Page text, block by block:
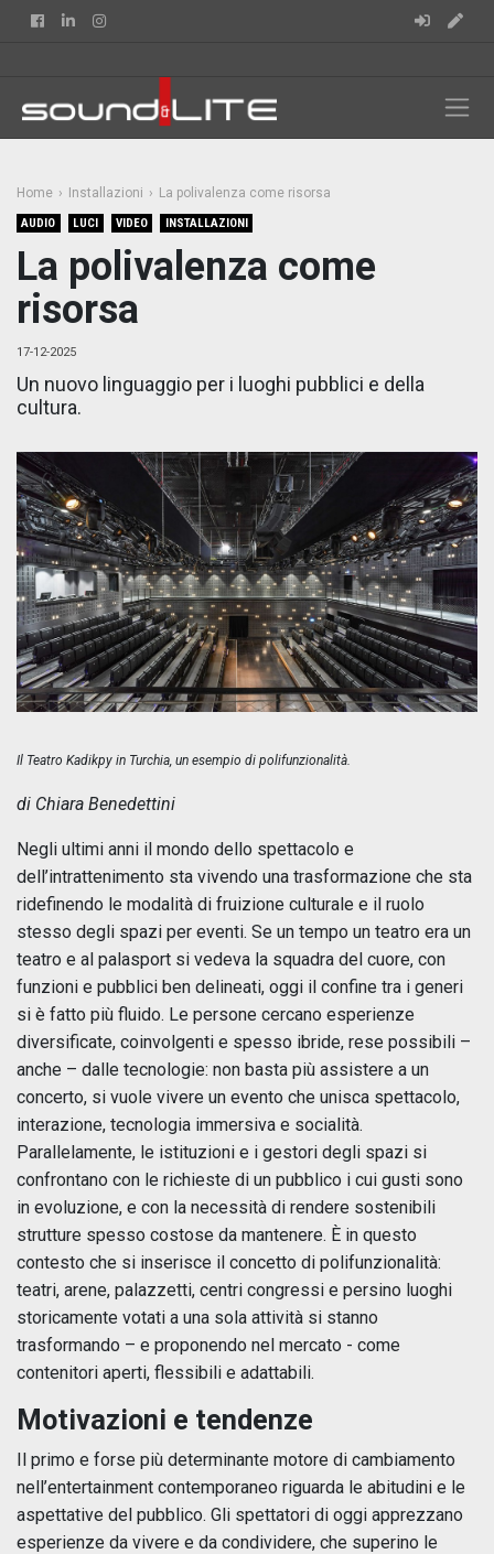
FacebookLinkedin
Home Installazioni La polivalenza come risorsa
AUDIO LUCI VIDEO INSTALLAZIONI
La polivalenza come
risorsa
17-12-2025
Un nuovo linguaggio per i luoghi pubblici e della
cultura.
Il Teatro Kadikpy in Turchia, un esempio di polifunzionalità.
di Chiara Benedettini
Negli ultimi anni il mondo dello spettacolo e
dell’intrattenimento sta vivendo una trasformazione che sta
ridefinendo le modalità di fruizione culturale e il ruolo
stesso degli spazi per eventi. Se un tempo un teatro era un
teatro e al palasport si vedeva la squadra del cuore, con
funzioni e pubblici ben delineati, oggi il confine tra i generi
si è fatto più fluido. Le persone cercano esperienze
diversificate, coinvolgenti e spesso ibride, rese possibili –
anche – dalle tecnologie: non basta più assistere a un
concerto, si vuole vivere un evento che unisca spettacolo,
interazione, tecnologia immersiva e socialità.
Parallelamente, le istituzioni e i gestori degli spazi si
confrontano con le richieste di un pubblico i cui gusti sono
in evoluzione, e con la necessità di rendere sostenibili
strutture spesso costose da mantenere. È in questo
contesto che si inserisce il concetto di polifunzionalità:
teatri, arene, palazzetti, centri congressi e persino luoghi
storicamente votati a una sola attività si stanno
trasformando – e proponendo nel mercato - come
contenitori aperti, flessibili e adattabili.
Motivazioni e tendenze
Il primo e forse più determinante motore di cambiamento
nell’entertainment contemporaneo riguarda le abitudini e le
aspettative del pubblico. Gli spettatori di oggi apprezzano
esperienze da vivere e da condividere, che superino le